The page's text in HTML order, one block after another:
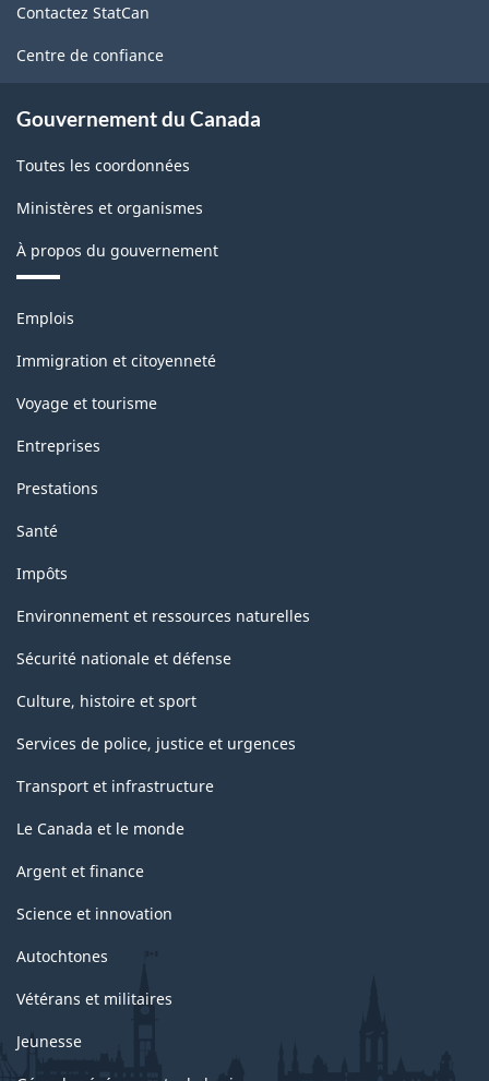
ce
site
Contactez StatCan
Centre de confiance
Gouvernement du Canada
Toutes les coordonnées
Ministères et organismes
À propos du gouvernement
Thèmes
sujets
Emplois
Immigration et citoyenneté
Voyage et tourisme
Entreprises
Prestations
Santé
Impôts
Environnement et ressources naturelles
Sécurité nationale et défense
Culture, histoire et sport
Services de police, justice et urgences
Transport et infrastructure
Le Canada et le monde
Argent et finance
Science et innovation
Autochtones
Vétérans et militaires
Jeunesse